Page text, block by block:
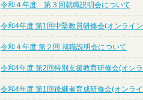
令和４年度 第３回就職説明会について
令和4年度 第1回中堅教員研修会(オンライ
令和４年度 第２回 就職説明会について
令和4年度 第2回特別支援教育研修会(オン
令和4年度 第1回後継者育成研修会(オンラ